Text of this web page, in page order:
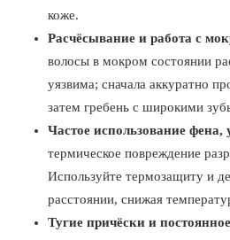
коже.
Расчёсывание и работа с
волосы в мокром состоянии
уязвима; сначала аккуратно
затем гребень с широкими
Частое использование
термическое повреждение
Используйте термозащиту и
расстоянии, снижая
Тугие причёски и